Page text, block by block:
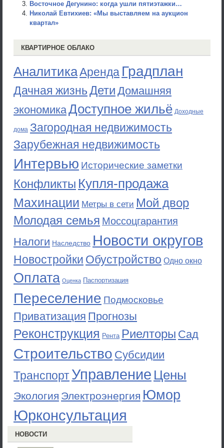
Восточное Дегунино: когда ушли пятиэтажки…
Николай Евтихиев: «Мы выставляем на аукцион
квартал»
КВАРТИРНОЕ ОБЛАКО
АналитикаАренда Градплан
Дачная жизньДети Домашняя
экономикаДоступное жильё Доходные
дома Загородная недвижимость
Зарубежная недвижимость
Интервью Исторические заметки
Конфликты Купля-продажа
Махинации Метры в сети Мой двор
Молодая семья Моссоцгарантия
Налоги Наследство Новости округов
Новостройки Обустройство Одно окно
Оплата Оценка Паспортизация
Переселение Подмосковье
Приватизация Прогнозы
Реконструкция Рента Риелторы Сад
Строительство Субсидии
ТранспортУправление Цены
Экология Электроэнергия Юмор
Юрконсультация
НОВОСТИ